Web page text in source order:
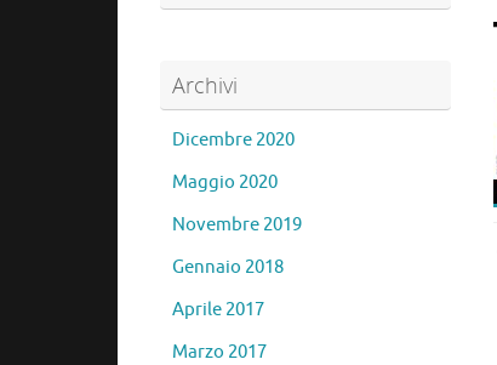
Archivi
Dicembre 2020
Maggio 2020
Novembre 2019
Gennaio 2018
Aprile 2017
Marzo 2017